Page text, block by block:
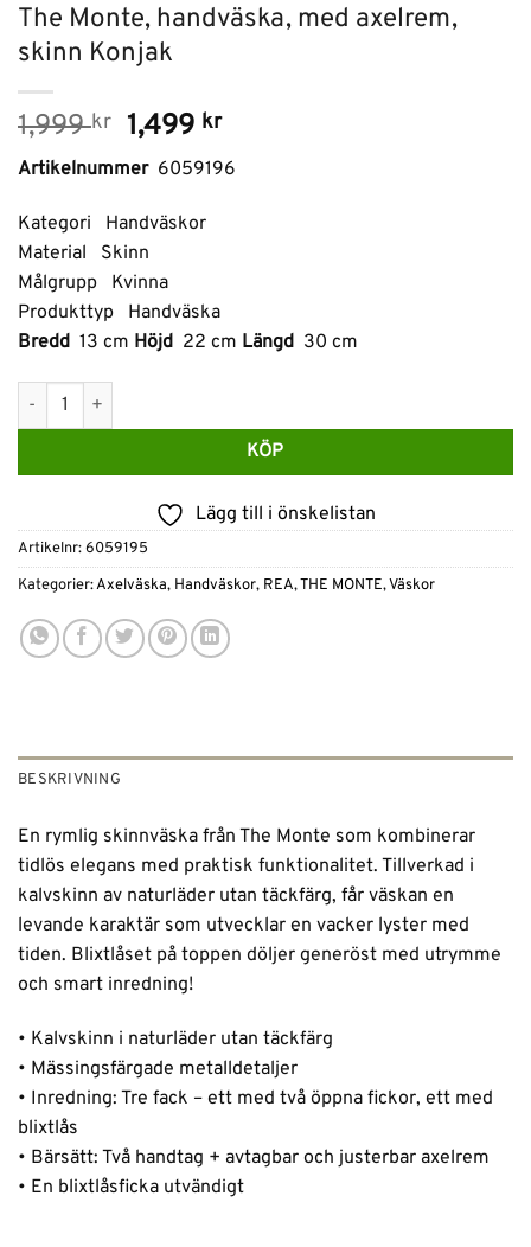
The Monte, handväska, med axelrem,
skinn Konjak
1,999kr
Det
ursprungliga
priset
var:
1,999 kr.
1,499 krDet
nuvarande
priset
Artikelnummer 6059196
Kategori Handväskor
Material Skinn
Målgrupp Kvinna
Produkttyp Handväska
Bredd 13 cm Höjd 22 cm Längd 30 cm
The Monte, handväska, med axelrem, skinn Konjak mängd
KÖP
Lägg till i önskelistan
Artikelnr:6059195
Kategorier:Axelväska, Handväskor, REA,THE MONTE,Väskor
BESKRIVNING
En rymlig skinnväska från The Monte som kombinerar
tidlös elegans med praktisk funktionalitet. Tillverkad i
kalvskinn av naturläder utan täckfärg, får väskan en
levande karaktär som utvecklar en vacker lyster med
tiden. Blixtlåset på toppen döljer generöst med utrymme
och smart inredning!
• Kalvskinn i naturläder utan täckfärg
• Mässingsfärgade metalldetaljer
• Inredning: Tre fack – ett med två öppna fickor, ett med
blixtlås
• Bärsätt: Två handtag + avtagbar och justerbar axelrem
• En blixtlåsficka utvändigt